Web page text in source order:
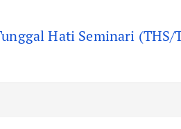
Hati Seminari